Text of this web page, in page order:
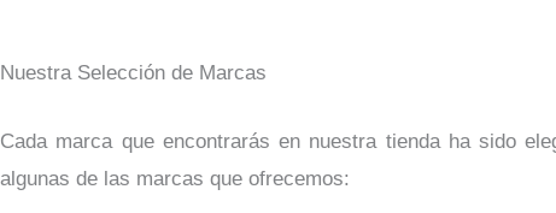
Nuestra Selección de Marcas
Cada marca que encontrarás en nuestra tienda ha sido
algunas de las marcas que ofrecemos: